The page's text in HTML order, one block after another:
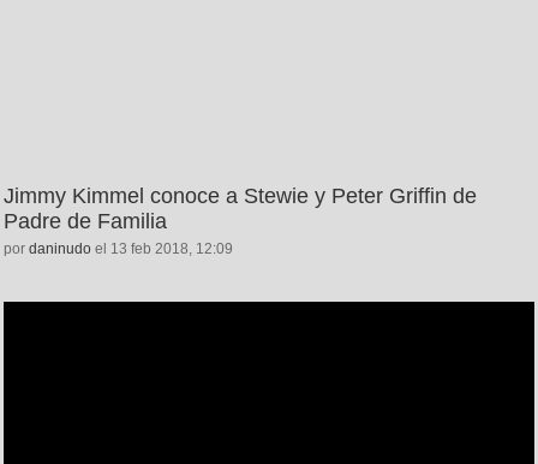
Jimmy Kimmel conoce a Stewie y Peter Griffin de
Padre de Familia
por daninudo el 13 feb 2018, 12:09